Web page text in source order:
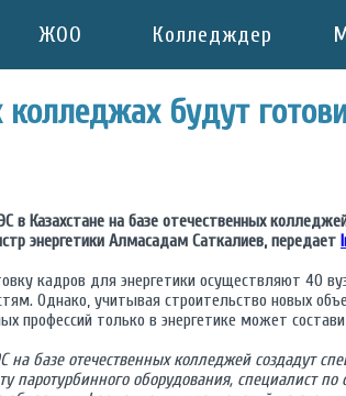
ЖОО Колледждер
колледжах будут
в Казахстане на базе отечественных
энергетики Алмасадам Саткалиев, передает
кадров для энергетики осуществляют 40
Однако, учитывая строительство новых
профессий только в энергетике может
на базе отечественных колледжей создадут
паротурбинного оборудования, специалист